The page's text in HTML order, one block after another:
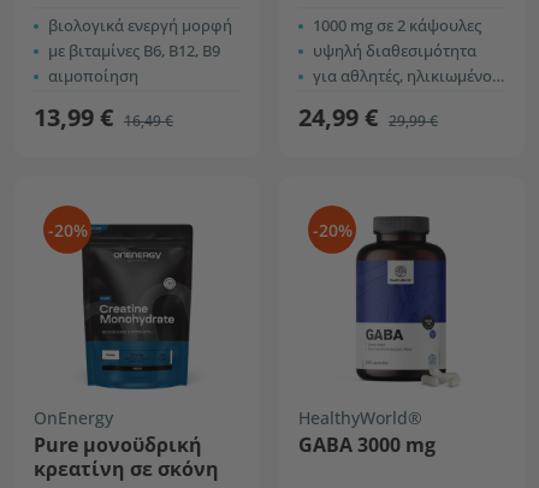
βιολογικά ενεργή μορφή
με βιταμίνες B6, B12, B9
αιμοποίηση
13,99 € 16,49 €
1000 mg σε 2 κάψουλες
υψηλή διαθεσιμότητα
για αθλητές, ηλικιωμένους, κ.α.
24,99 € 29,99 €
-20%
OnEnergy
Pure μονοϋδρική
κρεατίνη σε σκόνη
-20%
HealthyWorld®
GABA 3000 mg